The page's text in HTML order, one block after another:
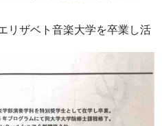
リザベト音楽大学を卒業し活